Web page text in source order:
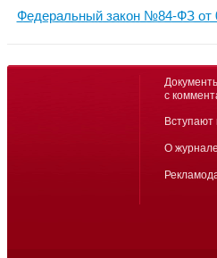
Федеральный закон №84-ФЗ от
с
Вступают
О журнале